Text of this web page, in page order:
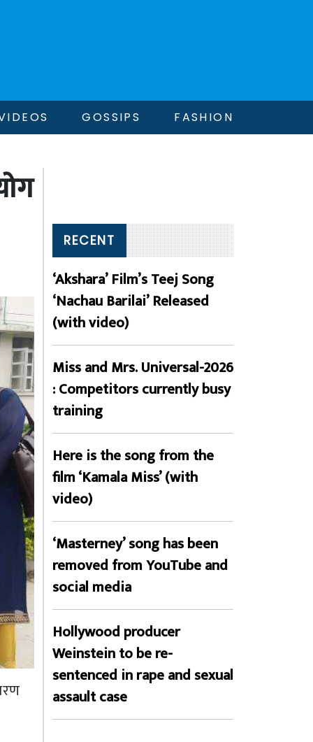
GOSSIPS FASHION
RECENT
‘Akshara’ Film’s Teej Song
‘Nachau Barilai’ Released
(with video)
Miss and Mrs. Universal-2026
: Competitors currently busy
training
Here is the song from the
film ‘Kamala Miss’ (with
video)
‘Masterney’ song has been
removed from YouTube and
social media
Hollywood producer
Weinstein to be re-
sentenced in rape and sexual
assault case